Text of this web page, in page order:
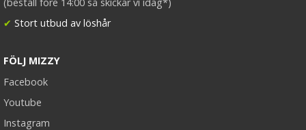
✔ Stort utbud av löshår
FÖLJ MIZZY
Facebook
Youtube
Instagram